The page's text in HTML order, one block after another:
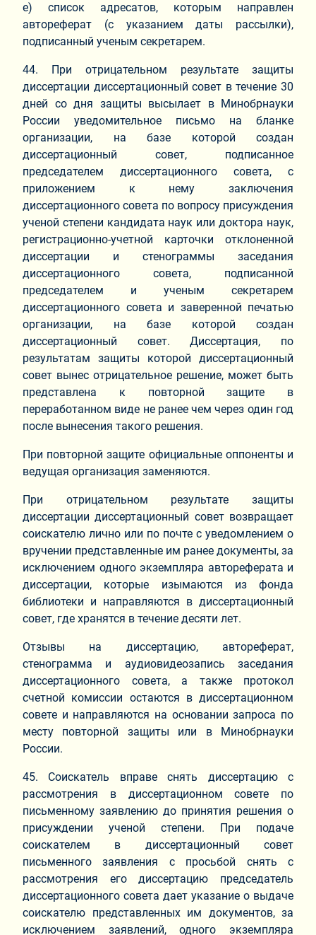
е) список адресатов, которым направлен
автореферат (с указанием даты рассылки),
подписанный ученым секретарем.
44. При отрицательном результате защиты
диссертации диссертационный совет в течение 30
дней со дня защиты высылает в Минобрнауки
России уведомительное письмо на бланке
организации, на базе которой создан
диссертационный совет, подписанное
председателем диссертационного совета, с
приложением к нему заключения
диссертационного совета по вопросу присуждения
ученой степени кандидата наук или доктора наук,
регистрационно-учетной карточки отклоненной
диссертации и стенограммы заседания
диссертационного совета, подписанной
председателем и ученым секретарем
диссертационного совета и заверенной печатью
организации, на базе которой создан
диссертационный совет. Диссертация, по
результатам защиты которой диссертационный
совет вынес отрицательное решение, может быть
представлена к повторной защите в
переработанном виде не ранее чем через один год
после вынесения такого решения.
При повторной защите официальные оппоненты и
ведущая организация заменяются.
При отрицательном результате защиты
диссертации диссертационный совет возвращает
соискателю лично или по почте с уведомлением о
вручении представленные им ранее документы, за
исключением одного экземпляра автореферата и
диссертации, которые изымаются из фонда
библиотеки и направляются в диссертационный
совет, где хранятся в течение десяти лет.
Отзывы на диссертацию, автореферат,
стенограмма и аудиовидеозапись заседания
диссертационного совета, а также протокол
счетной комиссии остаются в диссертационном
совете и направляются на основании запроса по
месту повторной защиты или в Минобрнауки
России.
45. Соискатель вправе снять диссертацию с
рассмотрения в диссертационном совете по
письменному заявлению до принятия решения о
присуждении ученой степени. При подаче
соискателем в диссертационный совет
письменного заявления с просьбой снять с
рассмотрения его диссертацию председатель
диссертационного совета дает указание о выдаче
соискателю представленных им документов, за
исключением заявлений, одного экземпляра